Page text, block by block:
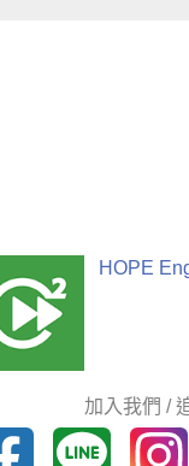
HOPE
加入我們 /